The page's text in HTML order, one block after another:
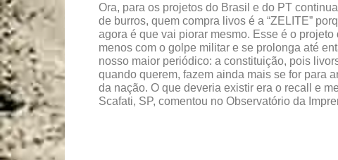
Ora, para os projetos do Brasil e do PT
de burros, quem compra livos é a “ZELITE”
agora é que vai piorar mesmo. Esse é o
menos com o golpe militar e se prolonga até
nosso maior periódico: a constituição, pois
quando querem, fazem ainda mais se for para
da nação. O que deveria existir era o recall e
Scafati, SP, comentou no Observatório da